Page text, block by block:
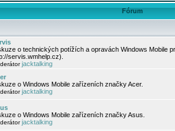
Fórum
o technických potížích a opravách Windows Mobile
servis.wmhelp.cz).
jacktalking
o Windows Mobile zařízeních značky Acer.
jacktalking
o Windows Mobile zařízeních značky Asus.
jacktalking